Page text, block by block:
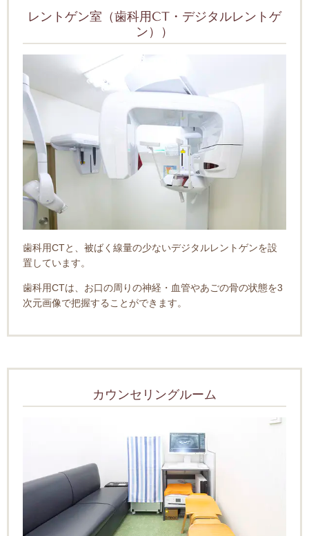
レントゲン室（歯科用CT・デジタルレントゲ
ン））
歯科用CTと、被ばく線量の少ないデジタルレントゲンを設
置しています。
歯科用CTは、お口の周りの神経・血管やあごの骨の状態を3
次元画像で把握することができます。
カウンセリングルーム